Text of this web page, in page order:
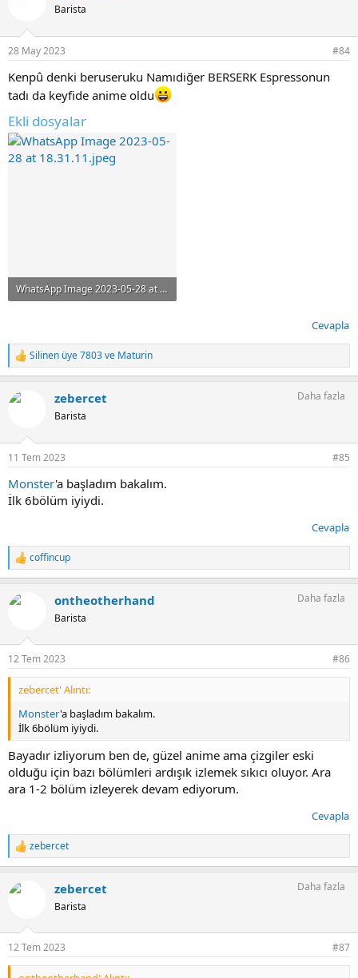
:
Barista
28 May 2023 #84
Kenpû denki beruseruku Namıdiğer BERSERK Espressonun
tadı da keyfide anime oldu
Ekli dosyalar
WhatsApp Image 2023-05-28 at 18.31.11.jpeg
Cevapla
T
e
k
Silinen üye 7803ve Maturin
zebercet
Barista
Daha fazla
11 Tem 2023 #85
Monster'a başladım bakalım.
İlk 6bölüm iyiydi.
Cevapla
T
e
k
:
coffincup
ontheotherhand
Barista
Daha fazla
12 Tem 2023 #86
zebercet' Alıntı:
Monster'a başladım bakalım.
İlk 6bölüm iyiydi.
Bayadır izliyorum ben de, güzel anime ama çizgiler eski
olduğu için bazı bölümleri ardışık izlemek sıkıcı oluyor. Ara
ara 1-2 bölüm izleyerek devam ediyorum.
Cevapla
T
e
k
:
zebercet
zebercet
Barista
Daha fazla
12 Tem 2023 #87